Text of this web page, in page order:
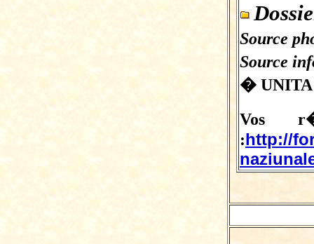
Source
Source
�
Vos
:http://